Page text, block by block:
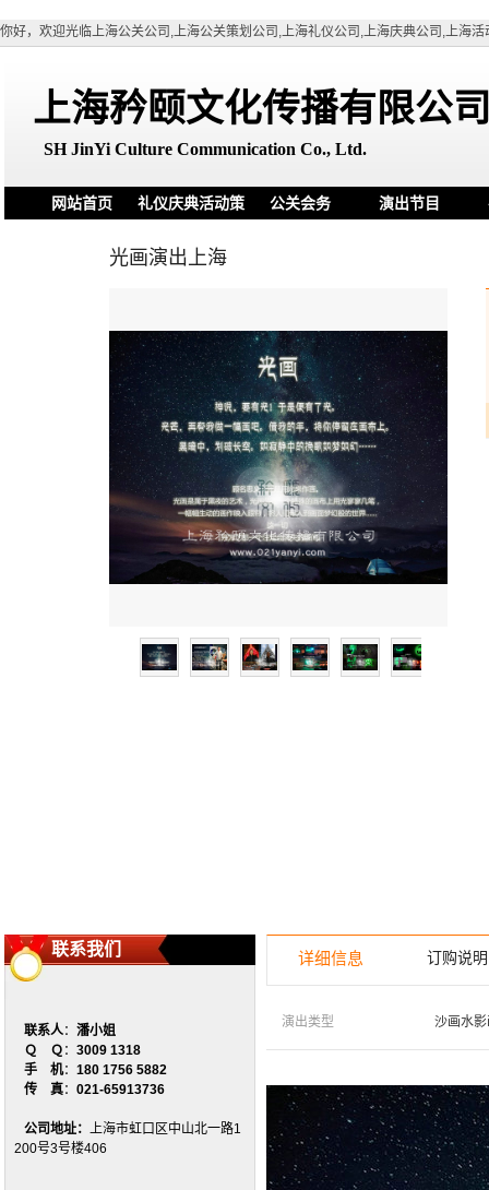
你好，欢迎光临上海公关公司,上海公关策划公司,上海礼仪公司,上海庆典公司,上海
上海矜颐文化传播有限公
SHJinYi Culture Communication Co., Ltd.
网站首页
礼仪庆典活动策
公关会务 演出节目
光画演出上海
详细信息 订购说明
演出类型 沙画水
联系我们
联系人： 潘小姐
Ｑ Ｑ ： 3009 1318
手 机： 180 1756 5882
传 真： 021-65913736
公司地址： 上海市虹口区中山北一路1
200号3号楼406